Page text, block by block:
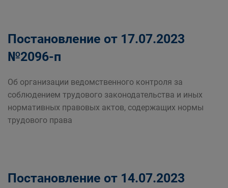
Постановление от 17.07.2023
№2096-п
Об организации ведомственного контроля за
соблюдением трудового законодательства и иных
нормативных правовых актов, содержащих нормы
трудового права
Постановление от 14.07.2023